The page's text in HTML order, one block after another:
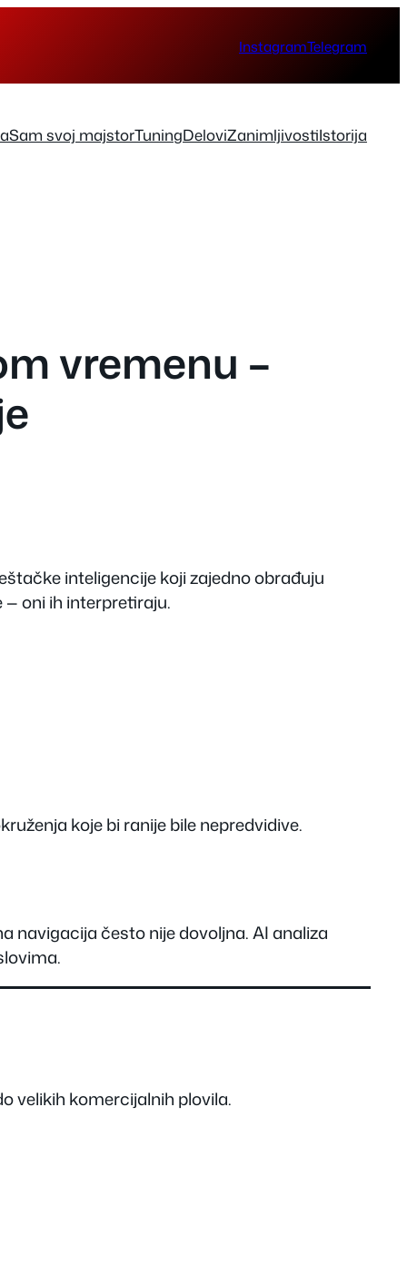
InstagramTelegram
Sam svoj majstorTuningDeloviZanimljivostiIstorija
vremenu –
inteligencije koji zajedno obrađuju
oni ih interpretiraju.
koje bi ranije bile nepredvidive.
navigacija često nije dovoljna. AI analiza
velikih komercijalnih plovila.